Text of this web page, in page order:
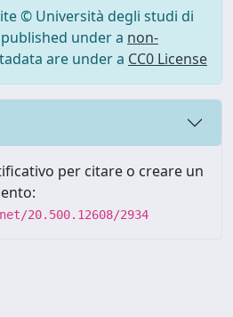
© Università degli studi di
under a non-
are under a CC0 License
per citare o creare un
20.500.12608/2934